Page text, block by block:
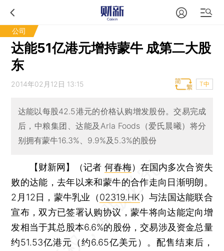
公司
达能51亿港元增持蒙牛 成第二大股
东
2014年02月12日 13:15 T中
达能以每股42.5港元的价格认购增发股份。交易完成
后，中粮集团、达能及Arla Foods（爱氏晨曦）将分
别拥有蒙牛16.3%、9.9%及5.3%的股份
【财新网】（记者 何春梅） 在国内多次合资失
败的达能，去年以来和蒙牛的合作走向日渐明朗。
2月12日，蒙牛乳业（02319.HK）与法国达能联合
宣布，双方已签署认购协议，蒙牛将向达能定向增
发相当于其总股本6.6%的股份，交易涉及资金总量
约51.53亿港元（约6.65亿美元）。配售结束后，